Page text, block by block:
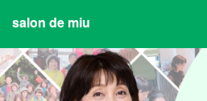
salon de miu